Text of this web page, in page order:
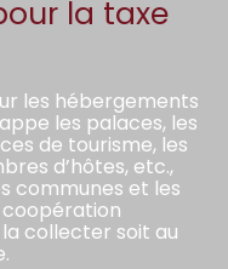
la taxe
les hébergements
les palaces, les
de tourisme, les
d’hôtes, etc.,
communes et les
coopération
collecter soit au